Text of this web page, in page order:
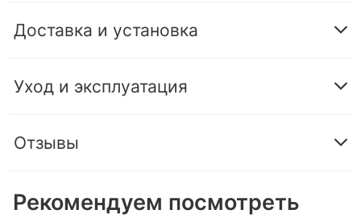
Доставка и установка
Уход и эксплуатация
Отзывы
Рекомендуем посмотреть